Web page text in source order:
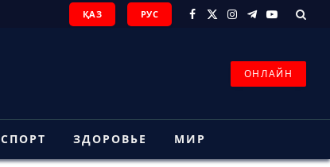
ҚАЗ РУС
Facebook
X
Instagram
Telegram
YouTube
ОНЛАЙН
СПОРТ ЗДОРОВЬЕ МИР